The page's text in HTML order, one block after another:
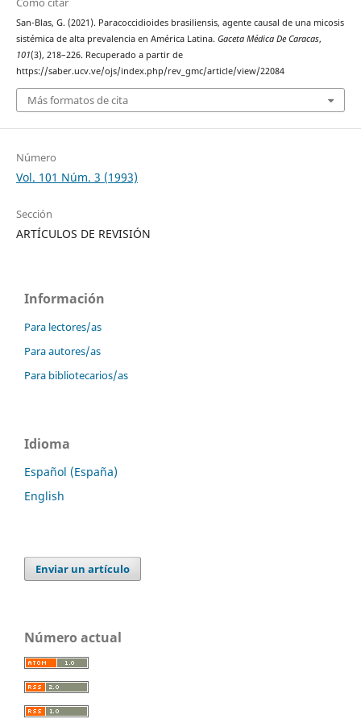
San-Blas, G. (2021). Paracoccidioides brasiliensis, agente causal de una micosis
sistémica de alta prevalencia en América Latina. Gaceta Médica De Caracas,
101(3), 218–226. Recuperado a partir de
https://saber.ucv.ve/ojs/index.php/rev_gmc/article/view/22084
Más formatos de cita
Número
Vol. 101 Núm. 3 (1993)
Sección
ARTÍCULOS DE REVISIÓN
Información
Para lectores/as
Para autores/as
Para bibliotecarios/as
Idioma
Español (España)
English
Enviar un artículo
Número actual